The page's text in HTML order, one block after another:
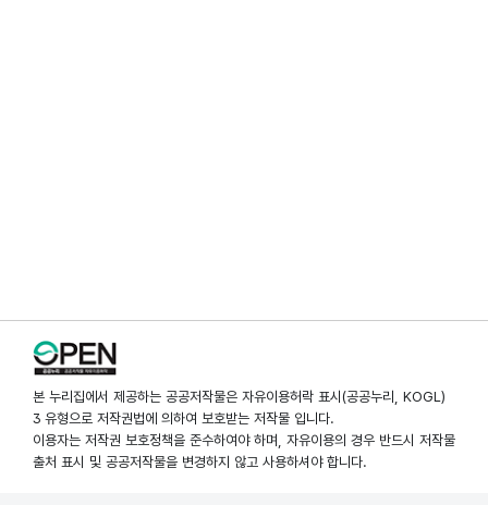
본 누리집에서 제공하는 공공저작물은 자유이용허락 표시(공공누리, KOGL)
3 유형으로 저작권법에 의하여 보호받는 저작물 입니다.
이용자는 저작권 보호정책을 준수하여야 하며, 자유이용의 경우 반드시 저작물
출처 표시 및 공공저작물을 변경하지 않고 사용하셔야 합니다.